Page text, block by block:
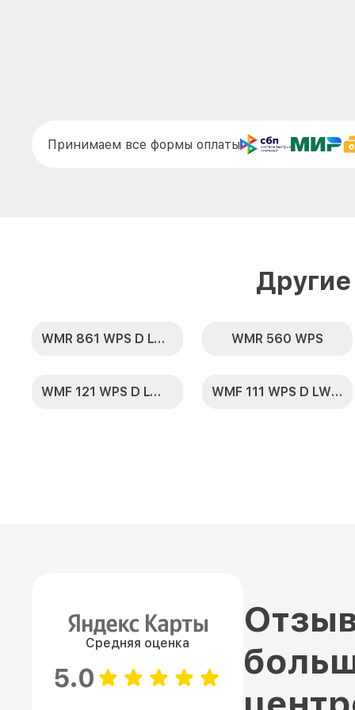
Принимаем все формы оплаты
WMR 861 WPS D LW PWash 2.0 & TDos XL WMR 560 WPS
WMF 121 WPS D LW PWash 2.0 WMF 111 WPS D LW PWash 2.0 1400
Средняя оценка
5.0